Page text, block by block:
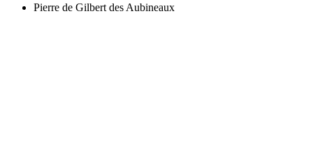
Pierre de Gilbert des Aubineaux